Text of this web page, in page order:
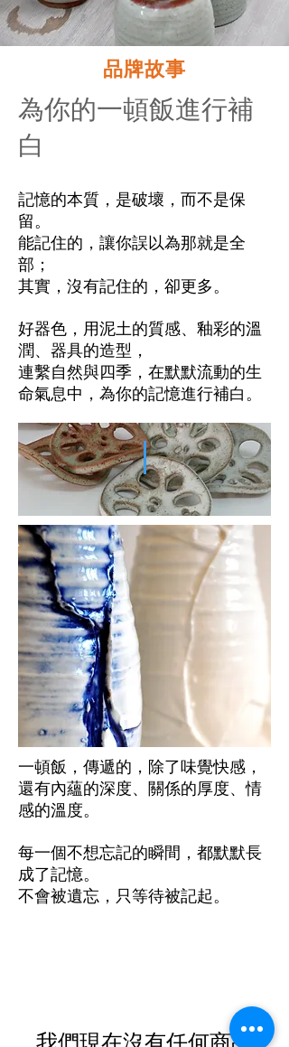
品牌故事
為你的一頓飯進行補
白
記憶的本質，是破壞，而不是保
留。
能記住的，讓你誤以為那就是全
部；
其實，沒有記住的，卻更多。
好器色，用泥土的質感、釉彩的溫
潤、器具的造型，
連繫自然與四季，在默默流動的生
命氣息中，為你的記憶進行補白。
一頓飯，傳遞的，除了味覺快感，
還有內蘊的深度、關係的厚度、情
感的溫度。
每一個不想忘記的瞬間，都默默長
成了記憶。
不會被遺忘，只等待被記起。